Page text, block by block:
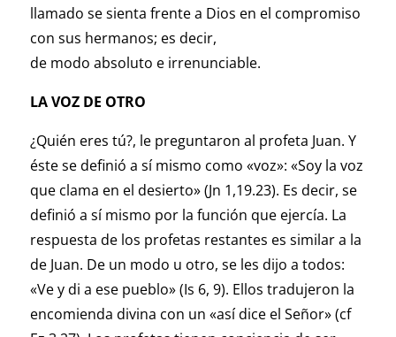
llamado se sienta frente a Dios en el compromiso
con sus hermanos; es decir,
de modo absoluto e irrenunciable.
LA VOZ DE OTRO
¿Quién eres tú?, le preguntaron al profeta Juan. Y
éste se definió a sí mismo como «voz»: «Soy la voz
que clama en el desierto» (Jn 1,19.23). Es decir, se
definió a sí mismo por la función que ejercía. La
respuesta de los profetas restantes es similar a la
de Juan. De un modo u otro, se les dijo a todos:
«Ve y di a ese pueblo» (Is 6, 9). Ellos tradujeron la
encomienda divina con un «así dice el Señor» (cf